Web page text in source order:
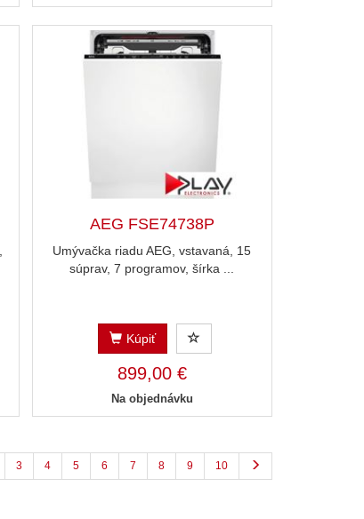
AEG FSE74738P
Umývačka riadu AEG, vstavaná, 15
súprav, 7 programov, šírka ...
Kúpiť
899,00 €
Na objednávku
3 4 5 6 7 8 9 10